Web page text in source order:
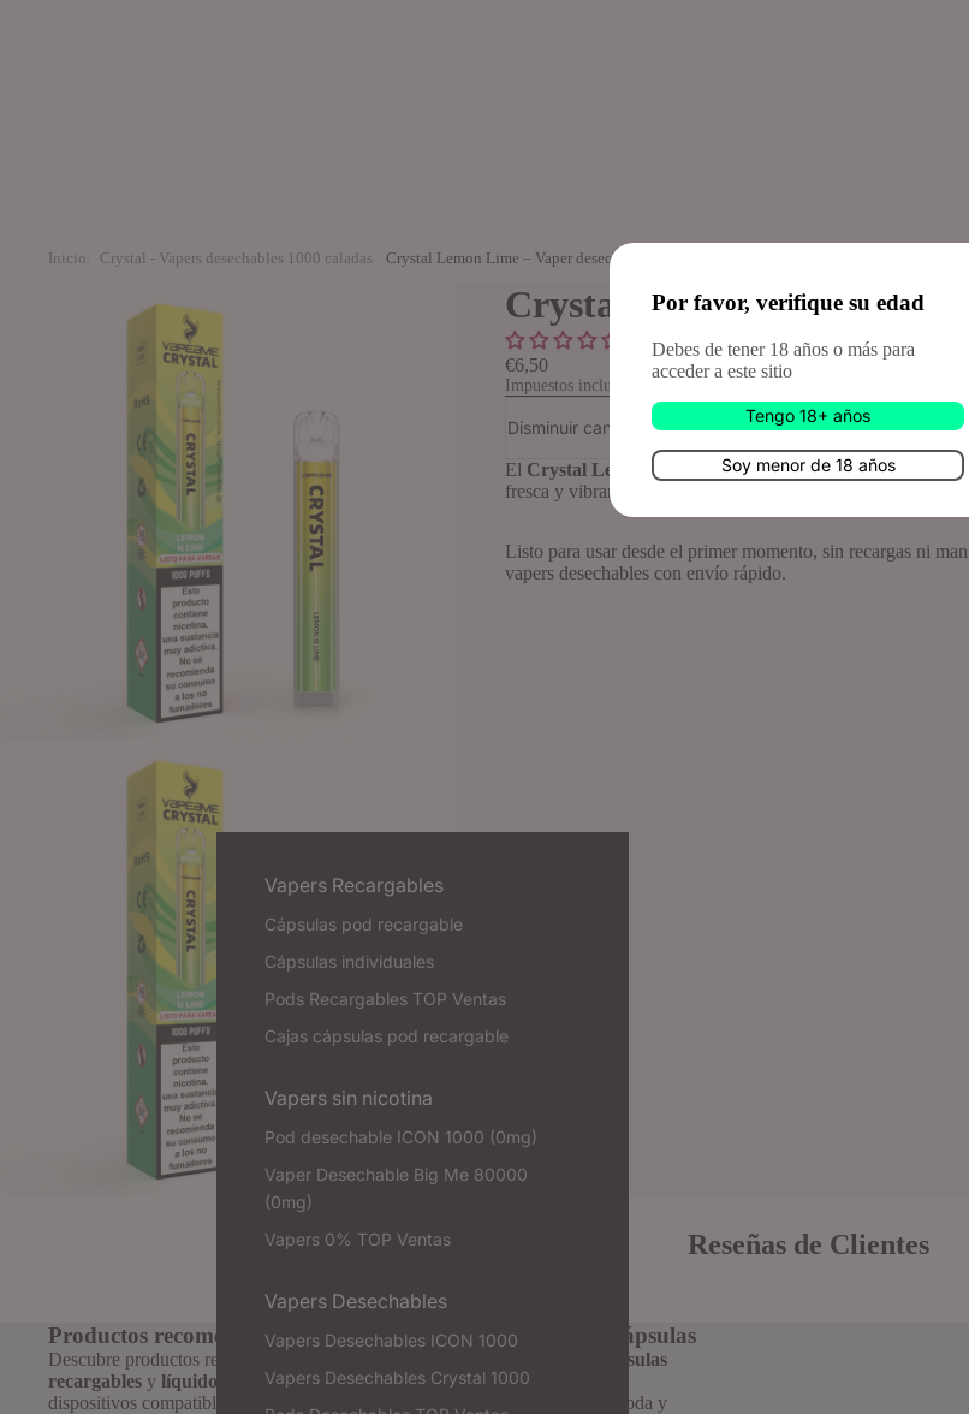
Por favor, verifique su edad
Debes de tener 18 años o más para
acceder a este sitio
Tengo 18+ años
Soy menor de 18 años
Vapers Recargables
Cápsulas pod recargable
Cápsulas individuales
Pods Recargables TOP Ventas
Cajas cápsulas pod recargable
Vapers sin nicotina
Pod desechable ICON 1000 (0mg)
Vaper Desechable Big Me 80000
(0mg)
Vapers 0% TOP Ventas
Vapers Desechables
Vapers Desechables ICON 1000
Vapers Desechables Crystal 1000
Inicio Crystal - Vapers desechables 1000 caladas Crystal Lemon Lime – Vaper desechable 1000 caladas 2% nicotina
Crystal Lemon Lime –
Sin reseñas
€6,50
Impuestos incluidos.
Disminuir cantidad
Aumentar cantidad
El Crystal Lemon Lime 2% nicotinaofrece una mezcla
fresca y vibrante en cada calada. Este
vaper desechable de
Listo para usar desde el primer momento, sin recargas ni
vapers desechables con envío rápido.
Reseñas de Clientes
Productos recomendados para ti – Explora más vapers y cápsulas
Descubre productos relacionados con tu selección:
cápsulas
recargables y líquidos para vapeo . Encuentra nuevas opciones de sabor y
dispositivos compatibles para mejorar tu experiencia de vapeo de forma cómoda y